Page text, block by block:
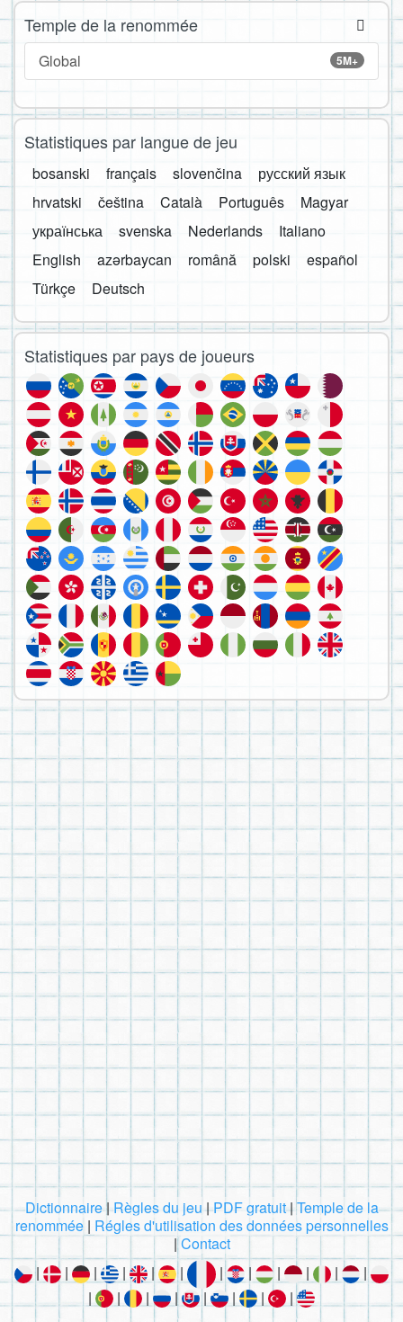
Temple de la renommée
5M+
Global
Statistiques par langue de jeu
bosanski français slovenčina
русский язык
hrvatski
čeština Català Português
Magyar
українська
svenska Nederlands
Italiano
English
azərbaycan română polski
español
Türkçe
Deutsch
Statistiques par pays de joueurs
Dictionnaire|Règles du jeu|PDF gratuit|Temple de la
renommée| Régles d'utilisation des données personnelles
|Contact
|
| | | | | | | | | |
|
|
| | | | | | |